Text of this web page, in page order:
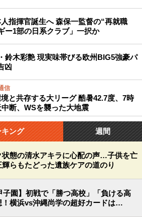
指揮官誕生へ 森保一監督の“再就職
ー1部の日系クラブ」一択か
鈴木彩艶 現実味帯びる欧州BIG5強豪パ
凶
信
と共存する大リーグ 酷暑42.7度、7時
中断、WSを襲った大地震
ング 週間
状態の清水アキラに心配の声…子供を亡
輝らもたどった遺族ケアの道のり
子園】初戦で「勝つ高校」「負ける高
！横浜vs沖縄尚学の超好カードは…